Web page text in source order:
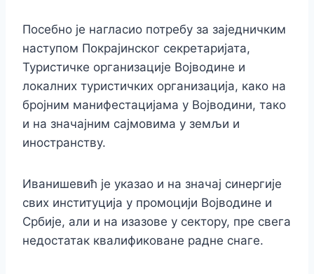
Посебно је нагласио потребу за заједничким
наступом Покрајинског секретаријата,
Туристичке организације Војводине и
локалних туристичких организација, како на
бројним манифестацијама у Војводини, тако
и на значајним сајмовима у земљи и
иностранству.
Иванишевић је указао и на значај синергије
свих институција у промоцији Војводине и
Србије, али и на изазове у сектору, пре свега
недостатак квалификоване радне снаге.